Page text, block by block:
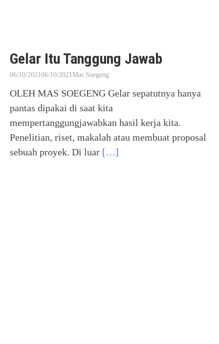
Gelar Itu Tanggung Jawab
06/10/202106/10/2021Mas Soegeng
OLEH MAS SOEGENG Gelar sepatutnya hanya
pantas dipakai di saat kita
mempertanggungjawabkan hasil kerja kita.
Penelitian, riset, makalah atau membuat proposal
sebuah proyek. Di luar […]